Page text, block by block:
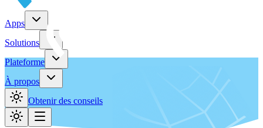
Apps
Solutions
Plateforme
À propos
Obtenir des conseils